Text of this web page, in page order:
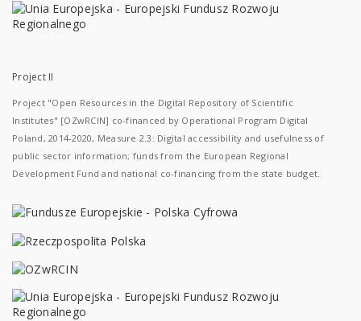
Project II
Project "Open Resources in the Digital Repository of Scientific
Institutes" [OZwRCIN] co-financed by Operational Program Digital
Poland, 2014-2020, Measure 2.3: Digital accessibility and usefulness of
public sector information; funds from the European Regional
Development Fund and national co-financing from the state budget.